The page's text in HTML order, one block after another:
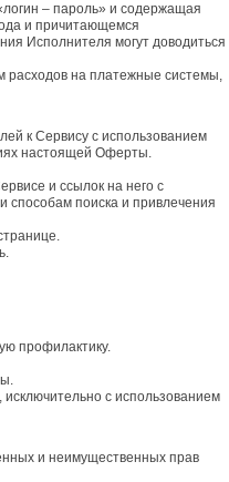
– пароль» и содержащая
и причитающемся
Исполнителя могут доводиться
расходов на платежные системы,
к Сервису с использованием
настоящей Оферты.
и ссылок на него с
способам поиска и привлечения
профилактику.
с использованием
и неимущественных прав